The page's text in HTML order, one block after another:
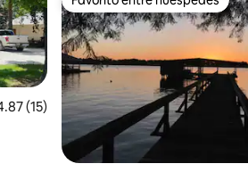
promedio: 4.87 de 5, 15
(15)
Favorito entre huéspedes